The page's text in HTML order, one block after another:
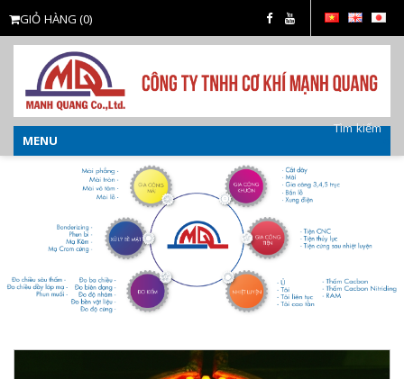
Tìm kiếm
GIỎ HÀNG (0)
MENU